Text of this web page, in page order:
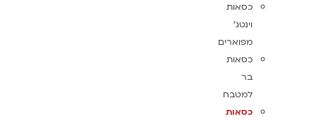
כסאות
וינטג'
מפוארים
כסאות
בר
למטבח
כסאות